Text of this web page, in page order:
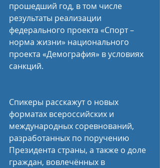
прошедший год, в том числе
результаты реализации
федерального проекта «Спорт –
норма жизни» национального
проекта «Демография» в условиях
санкций.
Спикеры расскажут о новых
форматах всероссийских и
международных соревнований,
разработанных по поручению
Президента страны, а также о доле
граждан, вовлечённых в